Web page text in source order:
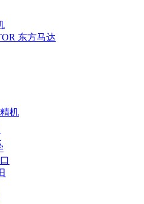
东方马达
机